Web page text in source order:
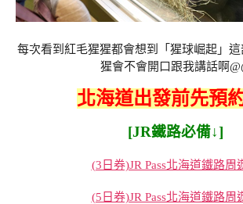
每次看到紅毛猩猩都會想到「猩球崛起」
猩會不會開口跟我講話啊
北海道出發前先預
[JR鐵路必備↓]
(3日券)JR Pass北海道鐵路周
(5日券)JR Pass北海道鐵路周